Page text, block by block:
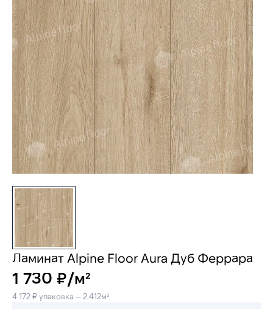
Ламинат Alpine Floor Aura Дуб Феррара
1 730 ₽/м²
4 172 ₽ упаковка — 2.412м²